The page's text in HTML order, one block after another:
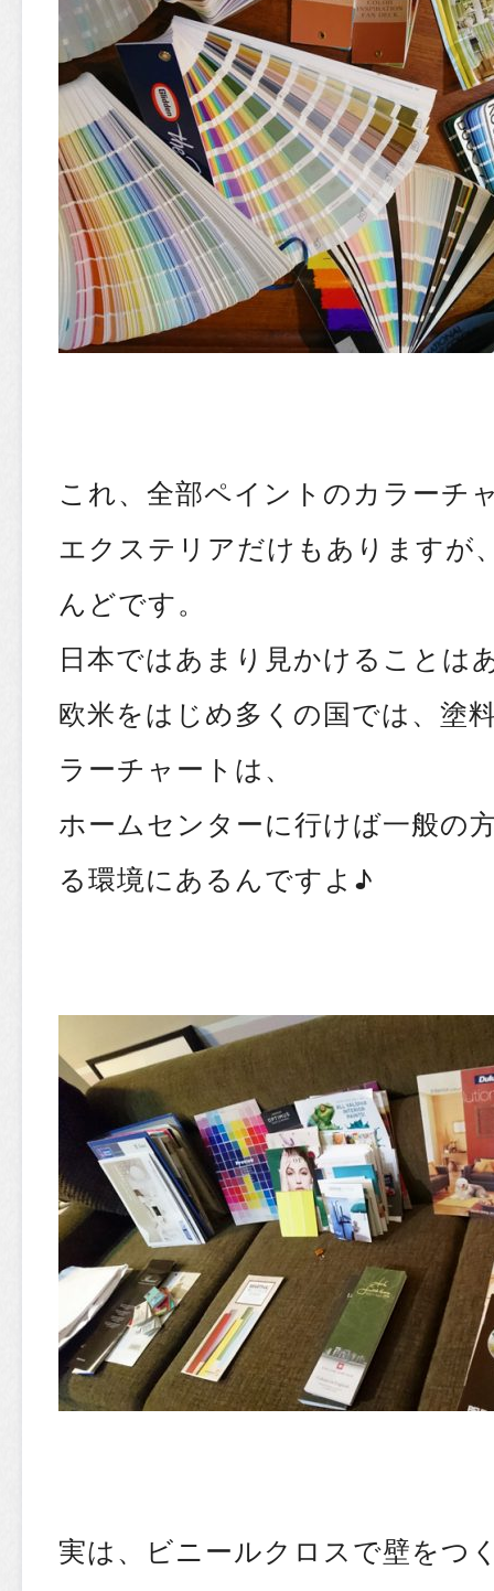
これ、全部ペイントのカラーチ
エクステリアだけもありますが
んどです。
日本ではあまり見かけることは
欧米をはじめ多くの国では、塗
ラーチャートは、
ホームセンターに行けば一般の
る環境にあるんですよ♪
実は、ビニールクロスで壁をつ